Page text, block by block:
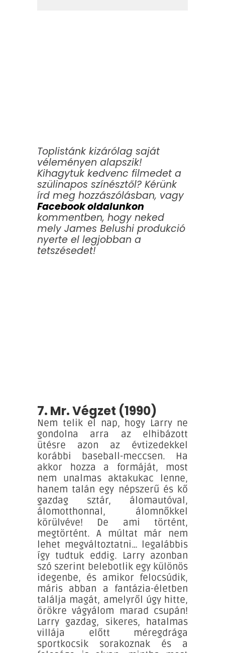
Toplistánk kizárólag saját
véleményen alapszik!
Kihagytuk kedvenc filmedet a
szülinapos színésztől? Kérünk
írd meg hozzászólásban, vagy
Facebook oldalunkon
kommentben, hogy neked
mely James Belushi produkció
nyerte el legjobban a
tetszésedet!
7. Mr. Végzet (1990)
Nem telik el nap, hogy Larry ne
gondolna arra az elhibázott
ütésre azon az évtizedekkel
korábbi baseball-meccsen. Ha
akkor hozza a formáját, most
nem unalmas aktakukac lenne,
hanem talán egy népszerű és kő
gazdag sztár, álomautóval,
álomotthonnal, álomnőkkel
körülvéve! De ami történt,
megtörtént. A múltat már nem
lehet megváltoztatni… legalábbis
így tudtuk eddig. Larry azonban
szó szerint belebotlik egy különös
idegenbe, és amikor felocsúdik,
máris abban a fantázia-életben
találja magát, amelyről úgy hitte,
örökre vágyálom marad csupán!
Larry gazdag, sikeres, hatalmas
villája előtt méregdrága
sportkocsik sorakoznak és a